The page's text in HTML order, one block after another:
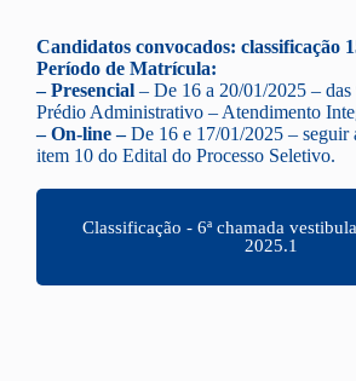
Candidatos convocados: classificação
Período de Matrícula:
– Presencial – De 16 a 20/01/2025 –
Prédio Administrativo – Atendimento
– On-line –De 16 e 17/01/2025 – seguir
item 10 do Edital do Processo Seletivo.
Classificação - 6ª chamada
2025.1